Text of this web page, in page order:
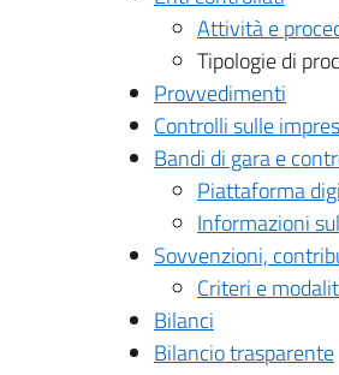
Attività e
Tipologie di
Provvedimenti
Controlli sulle
Bandi di gara e
Piattaforma
Informazioni
Sovvenzioni,
Criteri e
Bilanci
Bilancio trasparente